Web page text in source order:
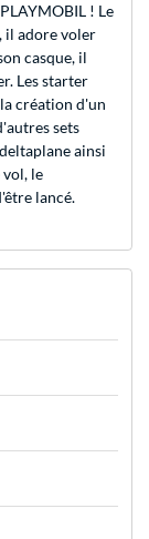
! Le
il adore voler
casque, il
Les starter
création d'un
sets
ainsi
le
lancé.